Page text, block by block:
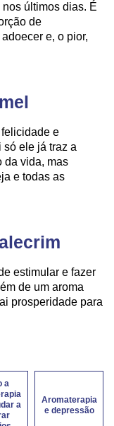
últimos dias. É
de
e, o pior,
e
ele já traz a
da vida, mas
e todas as
estimular e fazer
de um aroma
prosperidade para
a
a
Aromaterapia
e depressão